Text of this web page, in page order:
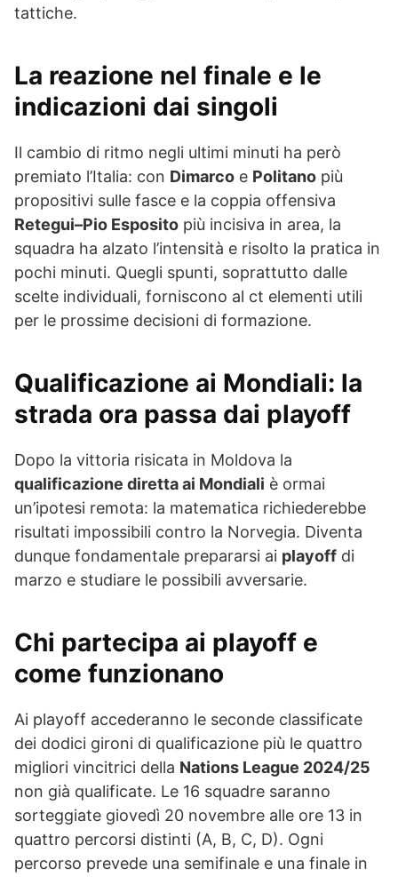
tattiche.
La reazione nel finale e le
indicazioni dai singoli
Il cambio di ritmo negli ultimi minuti ha però
premiato l’Italia: con Dimarco e Politano più
propositivi sulle fasce e la coppia offensiva
Retegui–Pio Esposito più incisiva in area, la
squadra ha alzato l’intensità e risolto la pratica in
pochi minuti. Quegli spunti, soprattutto dalle
scelte individuali, forniscono al ct elementi utili
per le prossime decisioni di formazione.
Qualificazione ai Mondiali: la
strada ora passa dai playoff
Dopo la vittoria risicata in Moldova la
qualificazione diretta ai Mondiali è ormai
un’ipotesi remota: la matematica richiederebbe
risultati impossibili contro la Norvegia. Diventa
dunque fondamentale prepararsi ai playoff di
marzo e studiare le possibili avversarie.
Chi partecipa ai playoff e
come funzionano
Ai playoff accederanno le seconde classificate
dei dodici gironi di qualificazione più le quattro
migliori vincitrici della Nations League 2024/25
non già qualificate. Le 16 squadre saranno
sorteggiate giovedì 20 novembre alle ore 13 in
quattro percorsi distinti (A, B, C, D). Ogni
percorso prevede una semifinale e una finale in